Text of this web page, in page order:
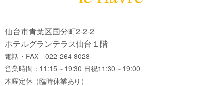
仙台市青葉区国分町2-2-2
ホテルグランテラス仙台１階
電話・FAX 022-264-8028
営業時間：11:15～19:30 日祝11:30～19:00
木曜定休（臨時休業あり）